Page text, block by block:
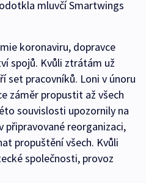
mluvčí Smartwings
koronaviru, dopravce
spojů. Kvůli ztrátám už
set pracovníků. Loni v únoru
záměr propustit až všech
souvislosti upozornily na
připravované reorganizaci,
propuštění všech. Kvůli
společnosti, provoz